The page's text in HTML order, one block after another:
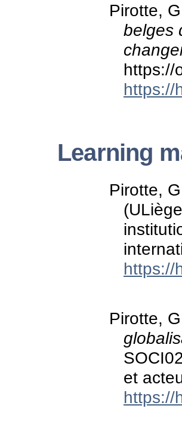
Pirotte,
belges
https://
https://
Learning
Pirotte,
https://
Pirotte,
et
https://